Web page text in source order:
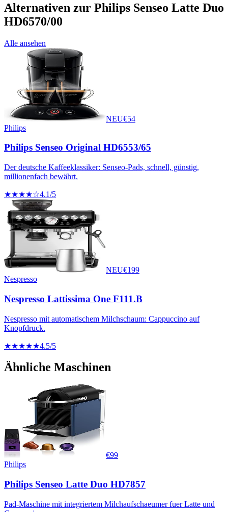
Alternativen zur Philips Senseo Latte Duo
HD6570/00
Alle ansehen
NEU€54
Philips
Philips Senseo Original HD6553/65
Der deutsche Kaffeeklassiker: Senseo-Pads, schnell, günstig,
millionenfach bewährt.
★★★★☆4.1/5
NEU€199
Nespresso
Nespresso Lattissima One F111.B
Nespresso mit automatischem Milchschaum: Cappuccino auf
Knopfdruck.
★★★★★4.5/5
Ähnliche Maschinen
€99
Philips
Philips Senseo Latte Duo HD7857
Pad-Maschine mit integriertem Milchaufschaeumer fuer Latte und